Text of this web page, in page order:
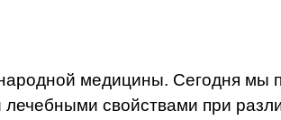
медицины. Сегодня мы
свойствами при